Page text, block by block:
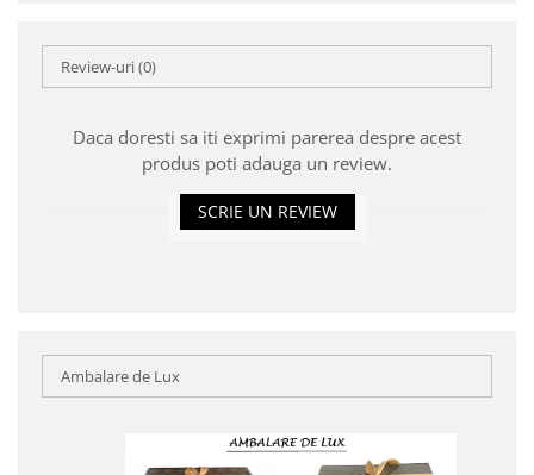
Review-uri(0)
Daca doresti sa iti exprimi parerea despre acest
produs poti adauga un review.
SCRIE UN REVIEW
Ambalare de Lux